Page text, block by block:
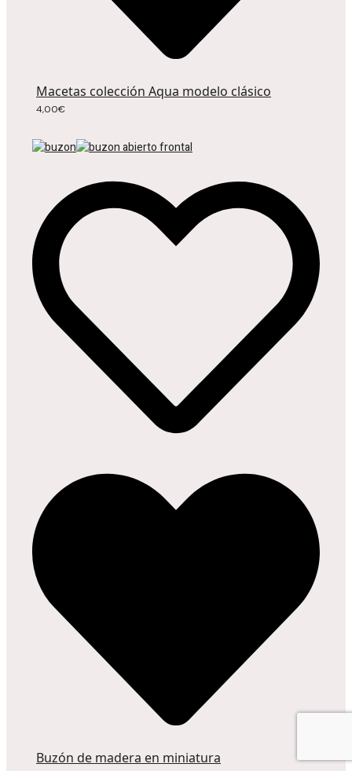
Macetas colección Aqua modelo clásico
4,00€
Buzón de madera en miniatura